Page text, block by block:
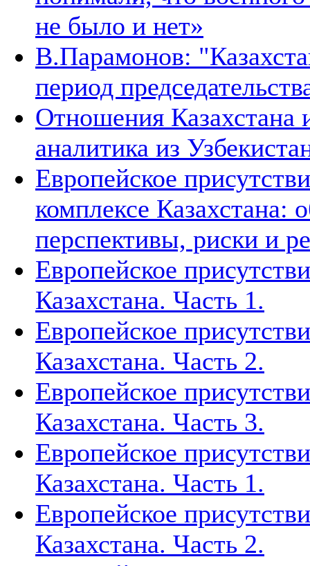
не было и нет»
В.Парамонов:
период
Отношения Казахстана
аналитика из
Европейское
комплексе Казахстана:
перспективы, риски и
Европейское
Казахстана. Часть 1.
Европейское
Казахстана. Часть 2.
Европейское
Казахстана. Часть 3.
Европейское
Казахстана. Часть 1.
Европейское
Казахстана. Часть 2.